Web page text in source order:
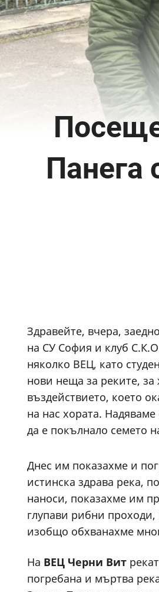
Панега
Здравейте, вчера,
на СУ София и клуб
няколко ВЕЦ, като
нови неща за реките,
въздействието, което
на нас хората.
да е покълнало семето
Днес им показахме и
истинска здрава река,
наноси, показахме им
глупави рибни
изобщо обхванахме
На ВЕЦ Черни Вит
погребана и мъртва